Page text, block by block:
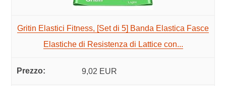
Gritin Elastici Fitness, [Set di 5] Banda Elastica Fasce
Elastiche di Resistenza di Lattice con...
9,02 EUR